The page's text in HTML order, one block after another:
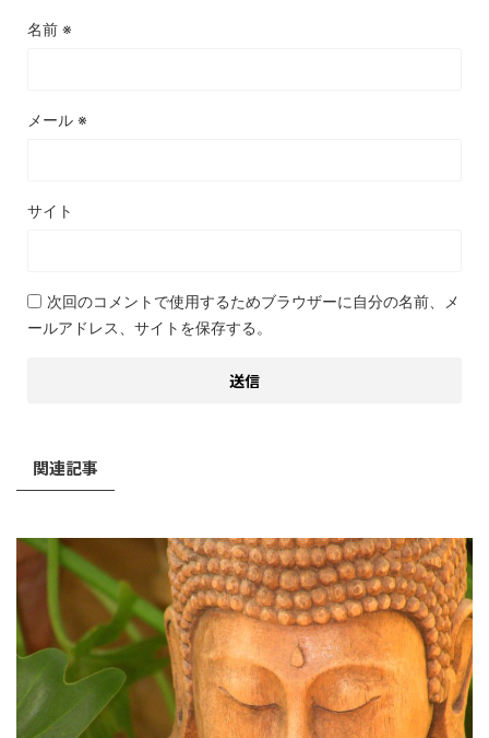
名前 ※
メール ※
サイト
次回のコメントで使用するためブラウザーに自分の名前、メ
ールアドレス、サイトを保存する。
関連記事